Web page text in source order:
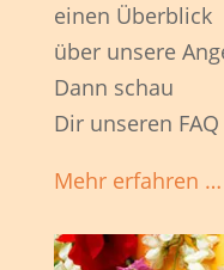
einen Überblick
über unsere
Dann schau
Dir unseren
Mehr erfahren …